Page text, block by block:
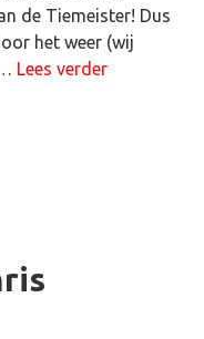
de Tiemeister! Dus
het weer (wij
Lees verder